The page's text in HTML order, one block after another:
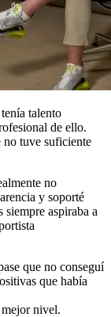
talento
de ello.
no tuve suficiente
no
y soporté
aspiraba a
que no conseguí
que había
nivel.